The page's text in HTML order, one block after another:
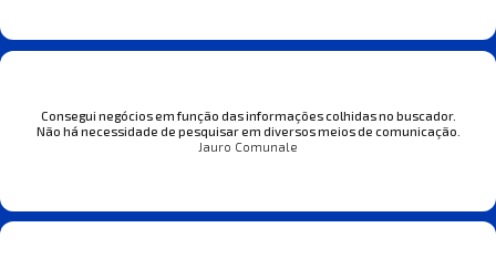
Consegui negócios em função das informações colhidas no buscador.
Não há necessidade de pesquisar em diversos meios de comunicação.
Jauro Comunale